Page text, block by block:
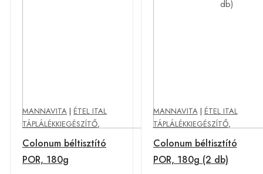
MANNAVITA | ÉTEL ITAL
TÁPLÁLÉKKIEGÉSZÍTŐ,
Colonum béltisztító
POR, 180g
MANNAVITA| ÉTEL ITAL
TÁPLÁLÉKKIEGÉSZÍTŐ,
Colonum béltisztító
POR, 180g (2 db)